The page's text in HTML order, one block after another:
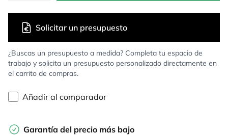
¿Buscas un presupuesto a medida? Completa tu espacio de
trabajo y solicita un presupuesto personalizado directamente en
el carrito de compras.
Solicitar un presupuesto
Añadir al comparador
Garantía del precio más bajo